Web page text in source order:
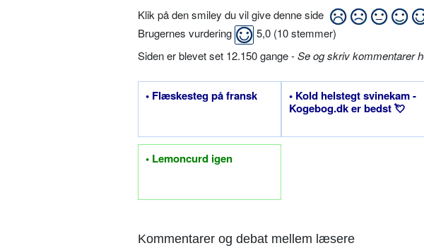
Klik på den smiley du vil give denne side
Brugernes vurdering
5,0 (10stemmer)
Siden er blevet set 12.150 gange -Se og skriv kommentarer
• Flæskesteg på fransk
• Kold helstegt svinekam -
Kogebog.dk er bedst 💘
• Lemoncurd igen
Kommentarer og debat mellem læsere